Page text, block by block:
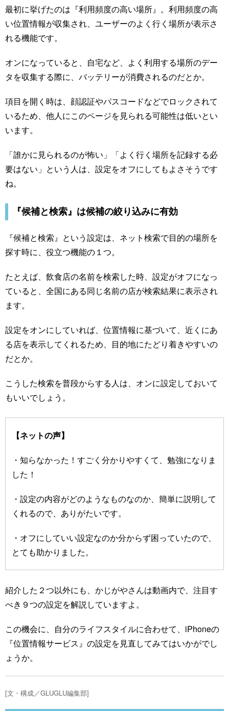
最初に挙げたのは『利用頻度の高い場所』。利用頻度の高
い位置情報が収集され、ユーザーのよく行く場所が表示さ
れる機能です。
オンになっていると、自宅など、よく利用する場所のデー
タを収集する際に、バッテリーが消費されるのだとか。
項目を開く時は、顔認証やパスコードなどでロックされて
いるため、他人にこのページを見られる可能性は低いとい
います。
「誰かに見られるのが怖い」「よく行く場所を記録する必
要はない」という人は、設定をオフにしてもよさそうです
ね。
『候補と検索』は候補の絞り込みに有効
『候補と検索』という設定は、ネット検索で目的の場所を
探す時に、役立つ機能の１つ。
たとえば、飲食店の名前を検索した時、設定がオフになっ
ていると、全国にある同じ名前の店が検索結果に表示され
ます。
設定をオンにしていれば、位置情報に基づいて、近くにあ
る店を表示してくれるため、目的地にたどり着きやすいの
だとか。
こうした検索を普段からする人は、オンに設定しておいて
もいいでしょう。
【ネットの声】
・知らなかった！すごく分かりやすくて、勉強になりま
した！
・設定の内容がどのようなものなのか、簡単に説明して
くれるので、ありがたいです。
・オフにしていい設定なのか分からず困っていたので、
とても助かりました。
紹介した２つ以外にも、かじがやさんは動画内で、注目す
べき９つの設定を解説していますよ。
この機会に、自分のライフスタイルに合わせて、iPhoneの
『位置情報サービス』の設定を見直してみてはいかがでし
ょうか。
[文・構成／GLUGLU編集部]